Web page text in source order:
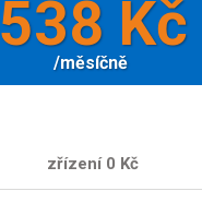
538 Kč
/měsíčně
zřízení 0 Kč